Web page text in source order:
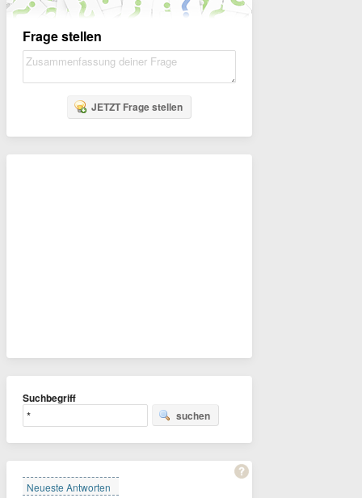
Frage stellen
JETZT Frage stellen
Suchbegriff
suchen
Neueste Antworten